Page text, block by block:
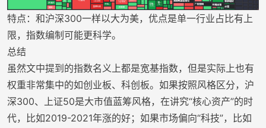
特点：和沪深300一样以大为美，优点是单一行业占比有上
限，指数编制可能更科学。
总结
虽然文中提到的指数名义上都是宽基指数，但是实际上也有
权重非常集中的如创业板、科创板。如果按照风格区分，沪
深300、上证50是大市值蓝筹风格，在讲究“核心资产”的时
代，比如2019-2021年涨的好；如果市场偏向“科技”，比如